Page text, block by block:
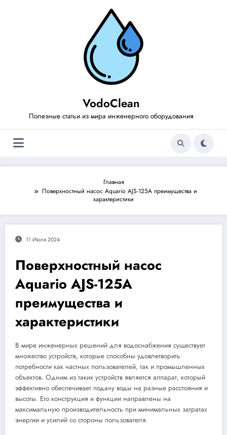
VodoClean
Полезные статьи из мира инженерного оборудования
Главная
Поверхностный насос Aquario AJS-125A преимущества и
характеристики
11 Июля 2024
Поверхностный насос
Aquario AJS-125A
преимущества и
характеристики
В мире инженерных решений для водоснабжения существует
множество устройств, которые способны удовлетворить
потребности как частных пользователей, так и промышленных
объектов. Одним из таких устройств является аппарат, который
эффективно обеспечивает подачу воды на разные расстояния и
высоты. Его конструкция и функции направлены на
максимальную производительность при минимальных затратах
энергии и усилий со стороны пользователя.